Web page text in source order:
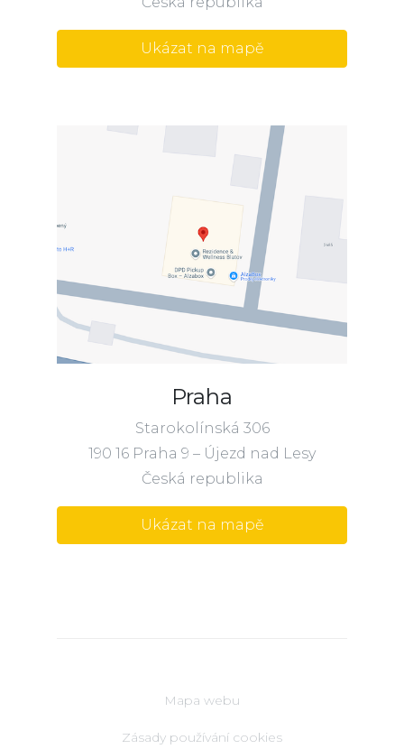
Ukázat na mapě
Praha
Starokolínská 306
190 16 Praha 9 – Újezd nad Lesy
Česká republika
Ukázat na mapě
Mapa webu
Zásady používání cookies